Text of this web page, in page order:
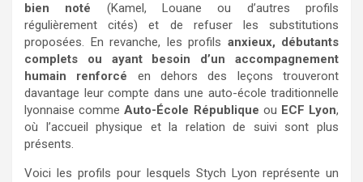
bien noté (Kamel, Louane ou d’autres profils
régulièrement cités) et de refuser les substitutions
proposées. En revanche, les profils anxieux, débutants
complets ou ayant besoin d’un accompagnement
humain renforcé en dehors des leçons trouveront
davantage leur compte dans une auto-école traditionnelle
lyonnaise commeAuto-École République ou ECF Lyon,
où l’accueil physique et la relation de suivi sont plus
présents.
Voici les profils pour lesquels Stych Lyon représente un